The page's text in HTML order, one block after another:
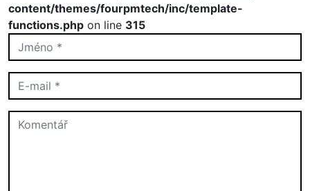
content/themes/fourpmtech/inc/template-
functions.php on line 315